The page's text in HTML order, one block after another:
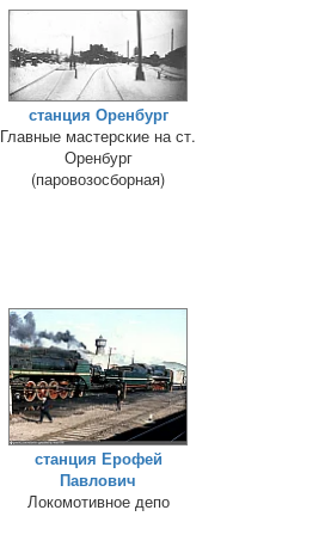
станция Оренбург
Главные мастерские на ст.
Оренбург
(паровозосборная)
станция Ерофей
Павлович
Локомотивное депо